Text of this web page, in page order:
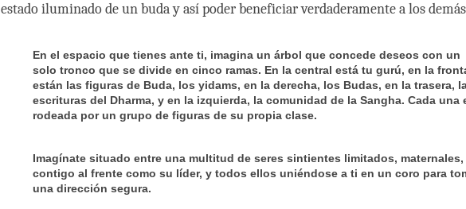
estado iluminado de un buda y así poder beneficiar verdaderamente a los
En el espacio que tienes ante ti, imagina un árbol que concede deseos con un
solo tronco que se divide en cinco ramas. En la central está tu gurú, en la
están las figuras de Buda, los yidams, en la derecha, los Budas, en la trasera,
escrituras del Dharma, y en la izquierda, la comunidad de la Sangha. Cada una
rodeada por un grupo de figuras de su propia clase.
Imagínate situado entre una multitud de seres sintientes limitados, maternales,
contigo al frente como su líder, y todos ellos uniéndose a ti en un coro para
una dirección segura.